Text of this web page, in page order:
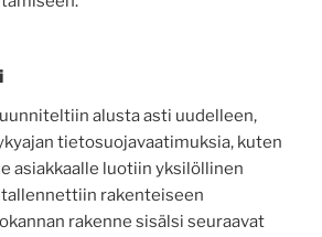
alusta asti uudelleen,
tietosuojavaatimuksia, kuten
asiakkaalle luotiin yksilöllinen
rakenteiseen
rakenne sisälsi seuraavat